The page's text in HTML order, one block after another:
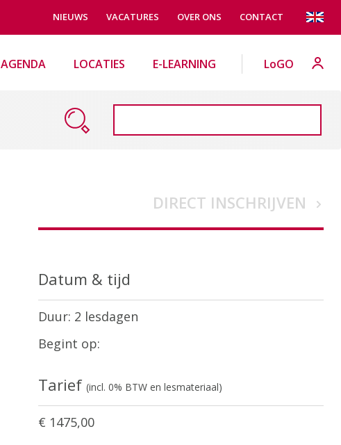
NIEUWS VACATURES OVER ONS CONTACT
AGENDA LOCATIES E-LEARNING LoGO
DIRECT INSCHRIJVEN
Datum & tijd
Duur: 2 lesdagen
Begint op:
Tarief (incl. 0% BTW en lesmateriaal)
€ 1475,00